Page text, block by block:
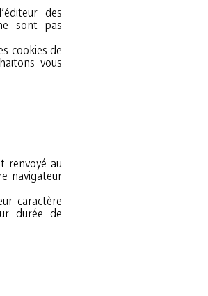
des
cookies de
vous
renvoyé au
navigateur
caractère
durée de